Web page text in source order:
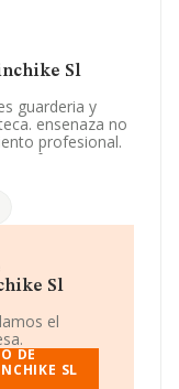
Sl
guarderia y
ensenaza no
profesional.
La
a 'Educación
compañía no
de
en cuenta
ha contado
la media de
Sl
el
DE
SL